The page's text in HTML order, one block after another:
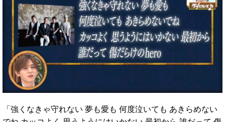
「強くなきゃ守れない 夢も愛も 何度泣いても あきらめない